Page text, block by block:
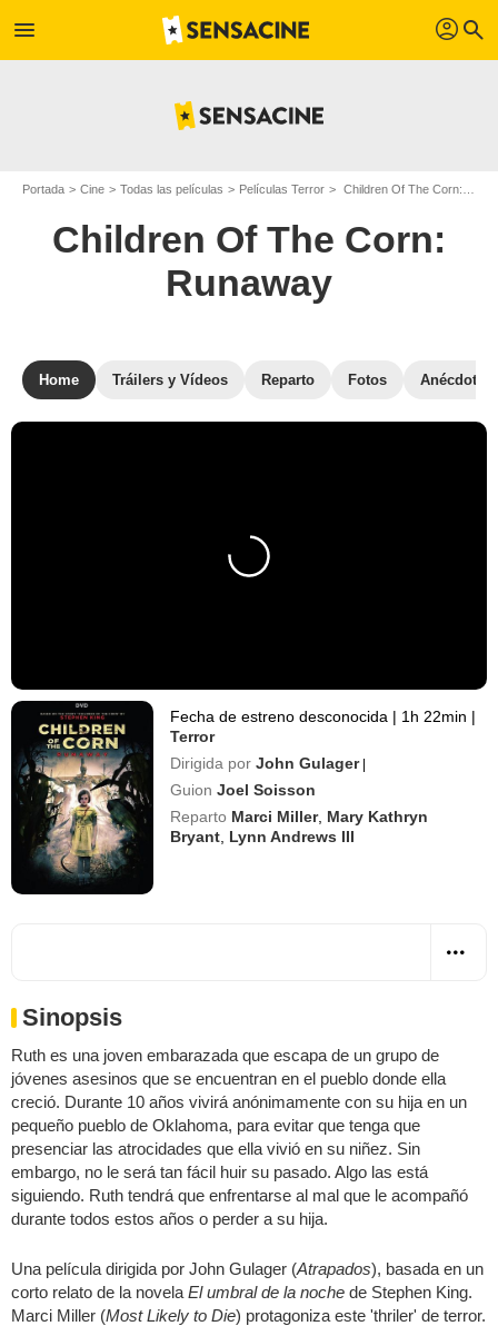
menu profil search
Portada Cine Todas las películas Películas Terror Children Of The Corn: Runaway
Children Of The Corn:
Runaway
Home Tráilers y Vídeos Reparto Fotos Anécdotas
Fecha de estreno desconocida | 1h 22min |
Terror
Dirigida por John Gulager |
Guion Joel Soisson
Reparto Marci Miller, Mary Kathryn
Bryant Lynn Andrews III
Sinopsis
Ruth es una joven embarazada que escapa de un grupo de
jóvenes asesinos que se encuentran en el pueblo donde ella
creció. Durante 10 años vivirá anónimamente con su hija en un
pequeño pueblo de Oklahoma, para evitar que tenga que
presenciar las atrocidades que ella vivió en su niñez. Sin
embargo, no le será tan fácil huir su pasado. Algo las está
siguiendo. Ruth tendrá que enfrentarse al mal que le acompañó
durante todos estos años o perder a su hija.
Una película dirigida por John Gulager (Atrapados), basada en un
corto relato de la novela El umbral de la noche de Stephen King.
Marci Miller (Most Likely to Die) protagoniza este 'thriler' de terror.